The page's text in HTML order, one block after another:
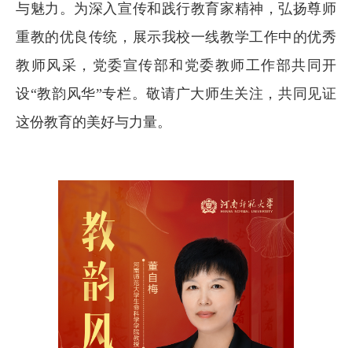
与魅力。为深入宣传和践行教育家精神，弘扬尊师
重教的优良传统，展示我校一线教学工作中的优秀
教师风采，党委宣传部和党委教师工作部共同开
设“教韵风华”专栏。敬请广大师生关注，共同见证
这份教育的美好与力量。